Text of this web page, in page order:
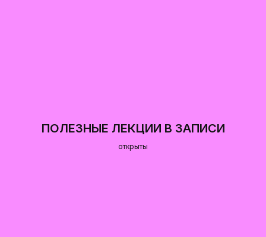
ПОЛЕЗНЫЕ ЛЕКЦИИ В ЗАПИСИ
открыты